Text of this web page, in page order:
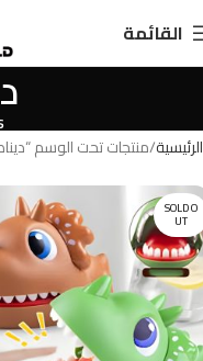
القائمة
الرئيسية منتجات تحت الوسم
SOLD O
UT